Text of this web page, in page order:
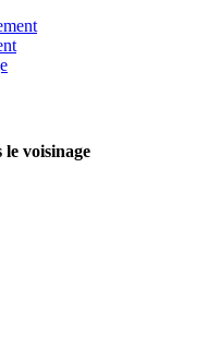
voisinage